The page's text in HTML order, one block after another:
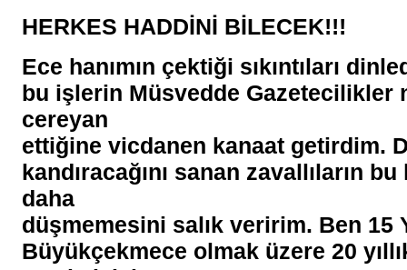
HERKES HADDİNİ BİLECEK!!!
Ece hanımın çektiği sıkıntıları
bu işlerin Müsvedde Gazetecilikler
cereyan
ettiğine vicdanen kanaat getirdim.
kandıracağını sanan zavallıların
daha
düşmemesini salık veririm. Ben 15
Büyükçekmece olmak üzere 20